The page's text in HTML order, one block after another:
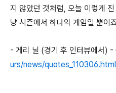
지 않았던 것처럼, 오늘 이렇게
냥 시즌에서 하나의 게임일 뿐이
- 게리 닐 (경기 후 인터뷰에서) -
urs/news/